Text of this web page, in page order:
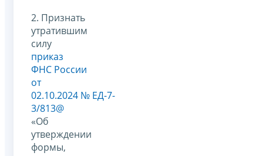
2. Признать
утратившим
силу
приказ
ФНС России
от
02.10.2024 № ЕД-7-
3/813@
«Об
утверждении
формы,